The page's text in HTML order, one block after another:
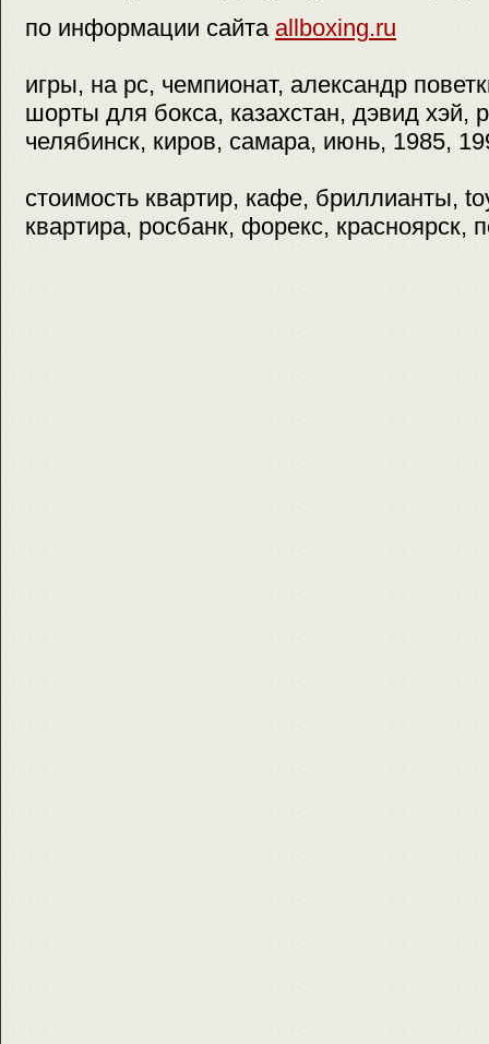
по информации сайта allboxing.ru
игры, на pc, чемпионат, александр
шорты для бокса, казахстан, дэвид хэй,
челябинск, киров, самара, июнь, 1985,
стоимость квартир, кафе, бриллианты,
квартира, росбанк, форекс, красноярск,